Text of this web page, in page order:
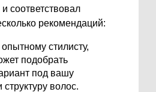
соответствовал
рекомендаций:
стилисту,
подобрать
под вашу
волос.